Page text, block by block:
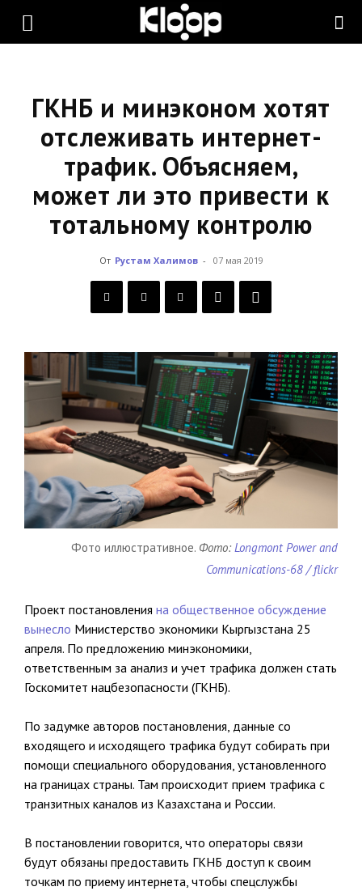
KLOOP.KG
Кыргызстана
ГКНБ и минэконом хотят
отслеживать интернет-
трафик. Объясняем,
может ли это привести к
тотальному контролю
От Рустам Халимов - 07 мая 2019
Фото иллюстративное. Фото:Longmont Power and
Communications-68 / flickr
Проект постановления на общественное обсуждение
вынесло Министерство экономики Кыргызстана 25
апреля. По предложению минэкономики,
ответственным за анализ и учет трафика должен стать
Госкомитет нацбезопасности (ГКНБ).
По задумке авторов постановления, данные со
входящего и исходящего трафика будут собирать при
помощи специального оборудования, установленного
на границах страны. Там происходит прием трафика с
транзитных каналов из Казахстана и России.
В постановлении говорится, что операторы связи
будут обязаны предоставить ГКНБ доступ к своим
точкам по приему интернета, чтобы спецслужбы